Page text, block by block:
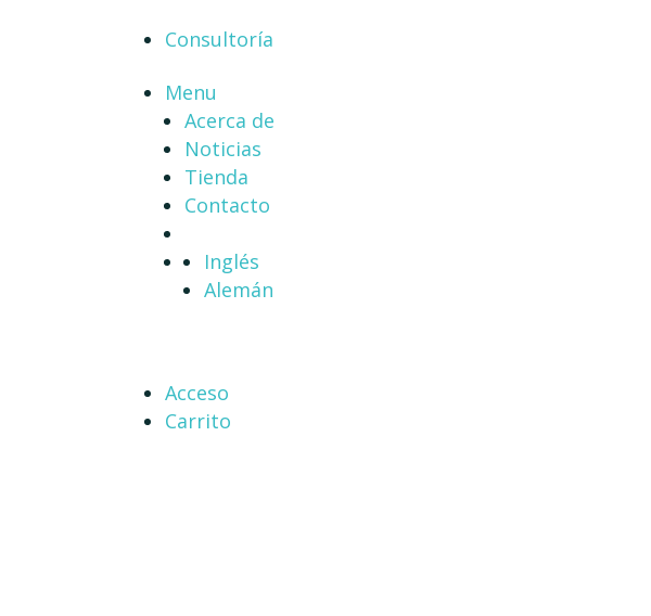
Consultoría
Menu
Acerca de
Noticias
Tienda
Contacto
Inglés
Alemán
Acceso
Carrito